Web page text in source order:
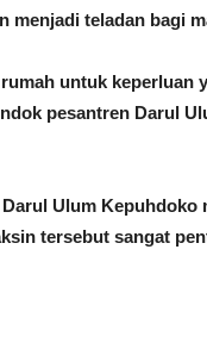
menjadi teladan bagi
untuk
pesantren Darul
Ulum
tersebut sangat